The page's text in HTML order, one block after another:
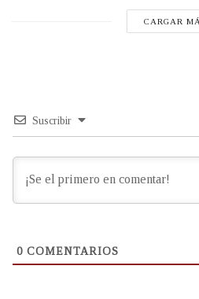
CARGAR
Suscribir
0 COMENTARIOS